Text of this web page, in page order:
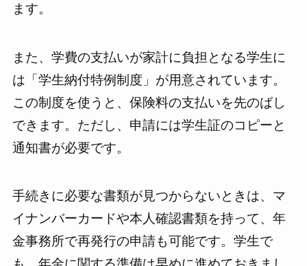
ます。
また、学費の支払いが家計に負担となる学生に
は「学生納付特例制度」が用意されています。
この制度を使うと、保険料の支払いを先のばし
できます。ただし、申請には学生証のコピーと
通知書が必要です。
手続きに必要な書類が見つからないときは、マ
イナンバーカードや本人確認書類を持って、年
金事務所で再発行の申請も可能です。学生で